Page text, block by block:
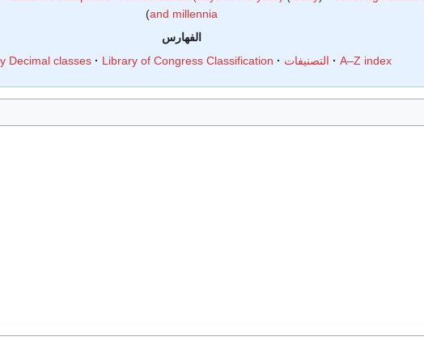
and millennia
الفهارس
A–Z index
التصنيفات Decimal classes Library of Congress Classification